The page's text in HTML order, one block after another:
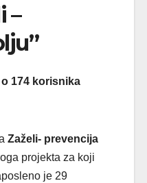
–
174 korisnika
Zaželi- prevencija
projekta za koji
je 29